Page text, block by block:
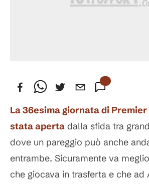
La 36esima giornata di Premier
stata aperta dalla sfida tra
dove un pareggio può anche
entrambe. Sicuramente va
che giocava in trasferta e che ad